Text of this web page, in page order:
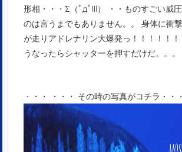
形相・・・Σ（ﾟдﾟlll） ・・ものすごい威
のは言うまでもありません。。 身体に衝
が走りアドレナリン大爆発っ！！！！！！
うなったらシャッターを押すだけだ。。。
・・・ ・・・ その時の写真がコチラ・・